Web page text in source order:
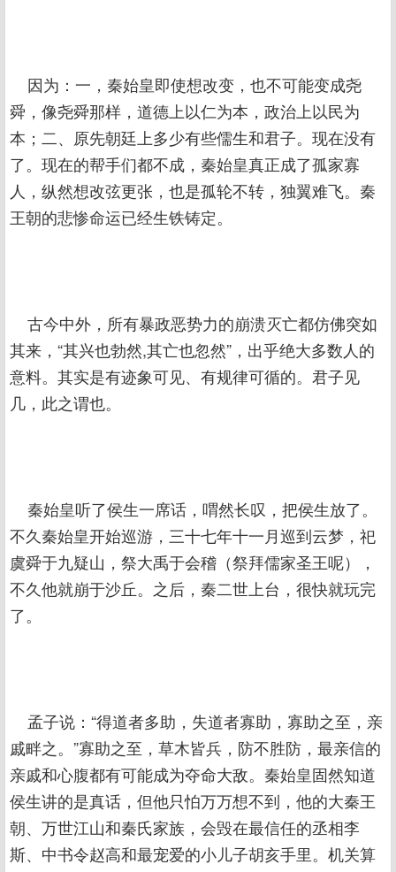
因为：一，秦始皇即使想改变，也不可能变成尧
舜，像尧舜那样，道德上以仁为本，政治上以民为
本；二、原先朝廷上多少有些儒生和君子。现在没有
了。现在的帮手们都不成，秦始皇真正成了孤家寡
人，纵然想改弦更张，也是孤轮不转，独翼难飞。秦
王朝的悲惨命运已经生铁铸定。
古今中外，所有暴政恶势力的崩溃灭亡都仿佛突如
其来，“其兴也勃然,其亡也忽然”，出乎绝大多数人的
意料。其实是有迹象可见、有规律可循的。君子见
几，此之谓也。
秦始皇听了侯生一席话，喟然长叹，把侯生放了。
不久秦始皇开始巡游，三十七年十一月巡到云梦，祀
虞舜于九疑山，祭大禹于会稽（祭拜儒家圣王呢），
不久他就崩于沙丘。之后，秦二世上台，很快就玩完
了。
孟子说：“得道者多助，失道者寡助，寡助之至，亲
戚畔之。”寡助之至，草木皆兵，防不胜防，最亲信的
亲戚和心腹都有可能成为夺命大敌。秦始皇固然知道
侯生讲的是真话，但他只怕万万想不到，他的大秦王
朝、万世江山和秦氏家族，会毁在最信任的丞相李
斯、中书令赵高和最宠爱的小儿子胡亥手里。机关算